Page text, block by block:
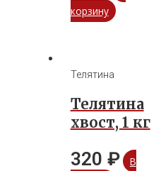
корзину
Телятина
Телятина
хвост, 1 кг
320 ₽
В